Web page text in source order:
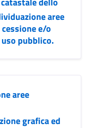
aree
e/o
pubblico.
aree
grafica ed